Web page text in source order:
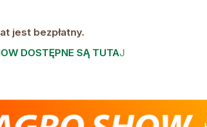
jest bezpłatny.
DOSTĘPNE SĄ TUTAJ